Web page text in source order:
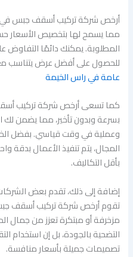
أرخص شركة تركيب أسقف جبس في
مما يسمح لها بتخصيص الأسعار
المطلوبة. يمكنك دائمًا
للحصول على أفضل عرض يتناسب مع
عامة في راس الخيمة
كما تسعى أرخص شركة تركيب
بسرعة وبدون تأخير، مما يضمن
وعملية في وقت قياسي. بفضل
المجال، يتم تنفيذ الأعمال بدقة
بأقل التكاليف.
إضافة إلى ذلك، تقدم بعض
تقوم أرخص شركة تركيب أسقف
مزخرفة أو مبتكرة تعزز من جمال
التضحية بالجودة، بل إن استخدام
تصميمات جميلة بأسعار منافسة.